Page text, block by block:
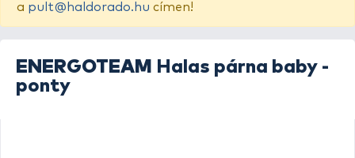
a pult@haldorado.hu címen!
ENERGOTEAM
Halas párna baby -
ponty